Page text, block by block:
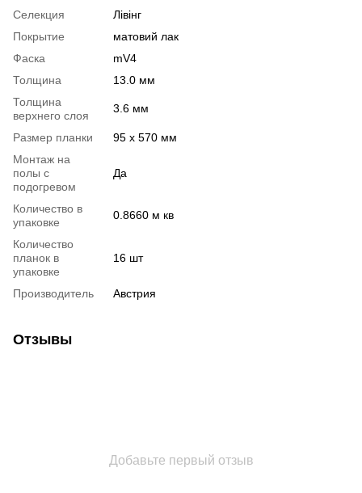
Селекция
Лівінг
Покрытие
матовий лак
Фаска
mV4
Толщина
13.0 мм
Толщина
верхнего слоя
3.6 мм
Размер планки
95 х 570 мм
Монтаж на
полы с
подогревом
Да
Количество в
упаковке
0.8660 м кв
Количество
планок в
упаковке
16 шт
Производитель Австрия
Отзывы
Добавьте первый отзыв